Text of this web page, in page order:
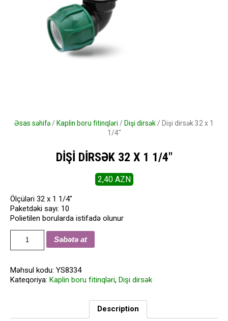
Əsas səhifə / Kaplin boru fitinqləri / Dişi dirsək / Dişi dirsək 32 x 1
1/4″
DIŞI DIRSƏK 32 X 1 1/4″
2,40 AZN
Ölçüləri 32 x 1 1/4″
Paketdəki sayı: 10
Polietilen borularda istifadə olunur
x
1
Səbətə at
Məhsul kodu: YS8334
Kateqoriya: Kaplin boru fitinqləri, Dişi dirsək
Description